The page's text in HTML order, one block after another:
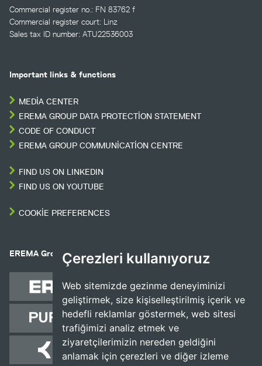
Çerezleri kullanıyoruz
Web sitemizde gezinme deneyiminizi
geliştirmek, size kişiselleştirilmiş içerik ve
hedefli reklamlar göstermek, web sitesi
trafiğimizi analiz etmek ve
ziyaretçilerimizin nereden geldiğini
anlamak için çerezleri ve diğer izleme
Commercial register no.: FN 83762 f
Commercial register court: Linz
Sales tax ID number: ATU22536003
Important links & functions
MEDIA CENTER
EREMA GROUP DATA PROTECTION STATEMENT
CODE OF CONDUCT
EREMA GROUP COMMUNICATION CENTRE
FIND US ON LINKEDIN
FIND US ON YOUTUBE
COOKIE PREFERENCES
EREMA Group companies